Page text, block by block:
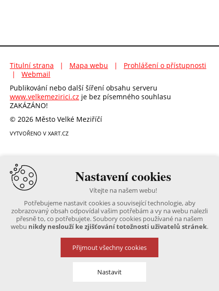
Titulní strana | Mapa webu | Prohlášení o přístupnosti
| Webmail
Publikování nebo další šíření obsahu serveru
www.velkemezirici.cz je bez písemného souhlasu
ZAKÁZÁNO!
© 2026 Město Velké Meziříčí
VYTVOŘENO V XART.CZ
Nastavení cookies
Vítejte na našem webu!
Potřebujeme nastavit cookies a související technologie, aby
zobrazovaný obsah odpovídal vašim potřebám a vy na webu nalezli
přesně to, co potřebujete. Soubory cookies používané na našem
webu nikdy neslouží ke zjišťování totožnosti uživatelů stránek.
Přijmout všechny cookies
Nastavit